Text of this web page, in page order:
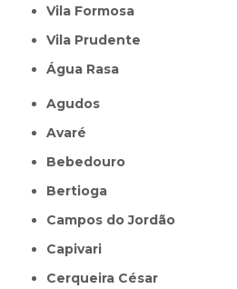
Vila Formosa
Vila Prudente
Água Rasa
Agudos
Avaré
Bebedouro
Bertioga
Campos do Jordão
Capivari
Cerqueira César